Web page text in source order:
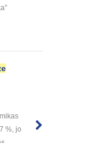
%, jo